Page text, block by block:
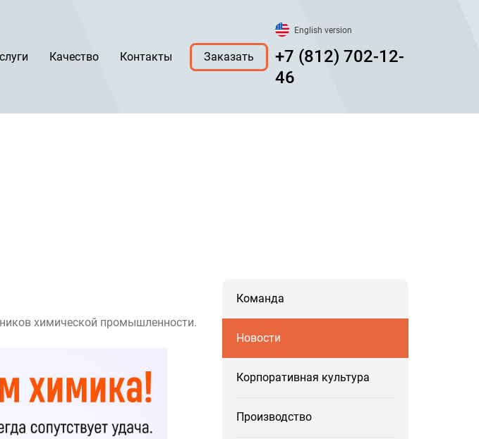
Качество Контакты Заказать
English version
+7 (812) 702-12-
46
химической промышленности.
Команда
Новости
Корпоративная культура
Производство